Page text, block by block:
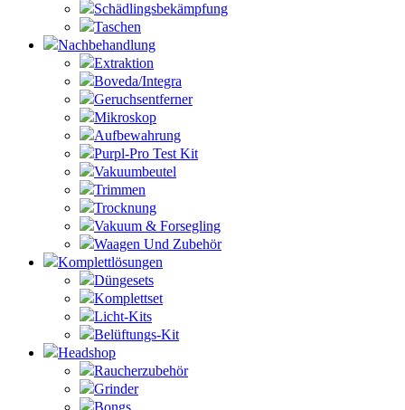
Schädlingsbekämpfung
Taschen
Nachbehandlung
Extraktion
Boveda/Integra
Geruchsentferner
Mikroskop
Aufbewahrung
Purpl-Pro Test Kit
Vakuumbeutel
Trimmen
Trocknung
Vakuum & Forsegling
Waagen Und Zubehör
Komplettlösungen
Düngesets
Komplettset
Licht-Kits
Belüftungs-Kit
Headshop
Raucherzubehör
Grinder
Bongs